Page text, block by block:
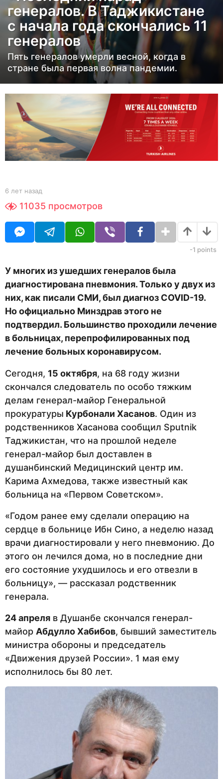
н
а
з
а
д
л
т
н
а
з
д
генералов. В Таджикистане
с начала года скончались 11
генералов
Пять генералов умерли весной, когда в
стране была первая волна пандемии.
b
Y
O
R
6 лет назад
е
н
11035 просмотров
-1 points
У многих из ушедших генералов была
диагностирована пневмония. Только у двух из
них, как писали СМИ, был диагноз COVID-19.
Но официально Минздрав этого не
подтвердил. Большинство проходили лечение
в больницах, перепрофилированных под
лечение больных коронавирусом.
Сегодня, 15 октября, на 68 году жизни
скончался следователь по особо тяжким
делам генерал-майор Генеральной
прокуратуры Курбонали Хасанов. Один из
родственников Хасанова сообщил Sputnik
Таджикистан, что на прошлой неделе
генерал-майор был доставлен в
душанбинский Медицинский центр им.
Карима Ахмедова, также известный как
больница на «Первом Советском».
«Годом ранее ему сделали операцию на
сердце в больнице Ибн Сино, а неделю назад
врачи диагностировали у него пневмонию. До
этого он лечился дома, но в последние дни
его состояние ухудшилось и его отвезли в
больницу», — рассказал родственник
генерала.
24 апреля в Душанбе скончался генерал-
майор Абдулло Хабибов, бывший заместитель
министра обороны и председатель
«Движения друзей России». 1 мая ему
исполнилось бы 80 лет.